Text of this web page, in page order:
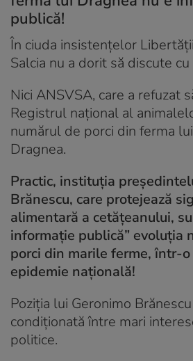
publică!
În ciuda insistențelor
Salcia nu a dorit să discute cu
Nici ANSVSA, care a refuzat
Registrul național al
numărul de porci din ferma
Dragnea.
Practic, instituția
Brănescu, care protejează
alimentară a cetățeanului,
informație publică” evoluția
porci din marile ferme, într-
epidemie națională!
Poziția lui Geronimo
condiționată între mari
politice.